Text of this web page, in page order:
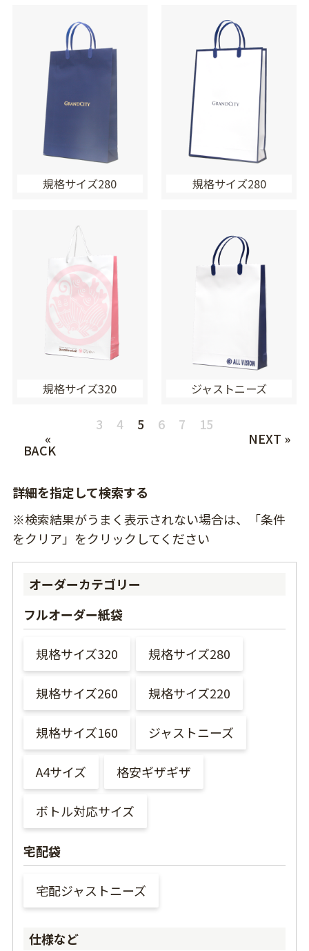
規格サイズ280 規格サイズ280
規格サイズ320 ジャストニーズ
«
BACK
3 4 5 6 7
15
NEXT »
詳細を指定して検索する
※検索結果がうまく表示されない場合は、「条件
をクリア」をクリックしてください
オーダーカテゴリー
フルオーダー紙袋
規格サイズ320 規格サイズ280
規格サイズ260 規格サイズ220
規格サイズ160 ジャストニーズ
A4サイズ 格安ギザギザ
ボトル対応サイズ
宅配袋
宅配ジャストニーズ
仕様など